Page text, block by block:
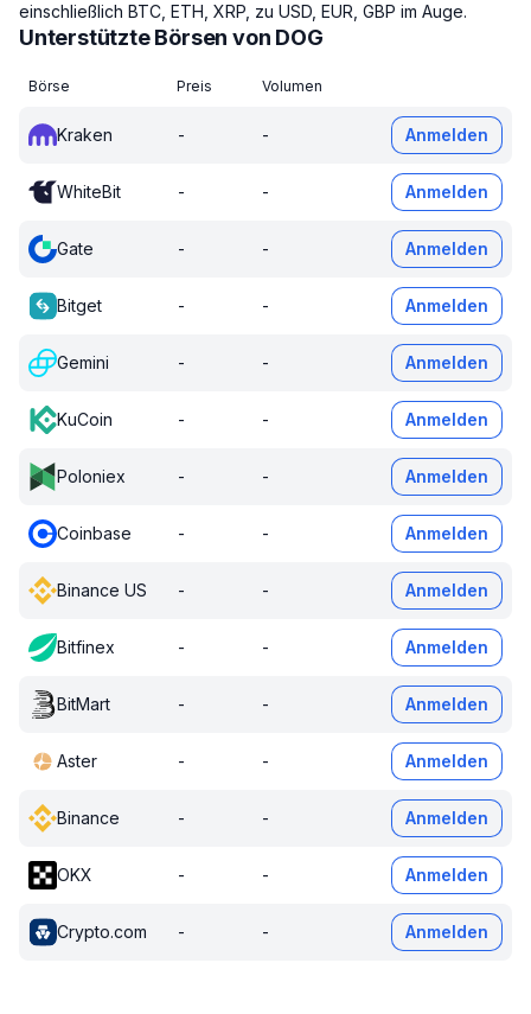
einschließlich BTC, ETH, XRP, zu USD, EUR, GBP im Auge.
Unterstützte Börsen von DOG
Börse Preis Volumen
Kraken - - Anmelden
WhiteBit - - Anmelden
Gate - - Anmelden
Bitget - - Anmelden
Gemini - - Anmelden
KuCoin - - Anmelden
Poloniex - - Anmelden
Coinbase - - Anmelden
Binance US - - Anmelden
Bitfinex - - Anmelden
BitMart - - Anmelden
Aster - - Anmelden
Binance - - Anmelden
OKX - - Anmelden
Crypto.com - - Anmelden